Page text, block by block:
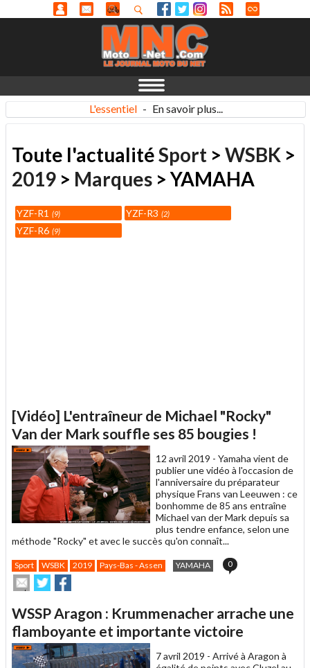
L'essentiel - En savoir plus...
Toute l'actualitéSport > WSBK >
2019 > Marques > YAMAHA
YZF-R1 9 YZF-R3 2
YZF-R6 9
[Vidéo] L'entraîneur de Michael "Rocky"
Van der Mark souffle ses 85 bougies !
12 avril 2019 - Yamaha vient de
publier une vidéo à l'occasion de
l'anniversaire du préparateur
physique Frans van Leeuwen : ce
bonhomme de 85 ans entraîne
Michael van der Mark depuis sa
plus tendre enfance, selon une
méthode "Rocky" et avec le succès qu'on connaît...
Sport WSBK 2019 Pays-Bas - Assen YAMAHA 0
Envoyer
cet
à
un
ami
Partager
sur
sur
WSSP Aragon : Krummenacher arrache une
flamboyante et importante victoire
7 avril 2019 - Arrivé à Aragon à